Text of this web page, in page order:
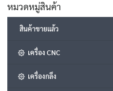
หมวดหมู่สินค้า
สินค้าขายแล้ว
เครื่อง CNC
เครื่องกลึง